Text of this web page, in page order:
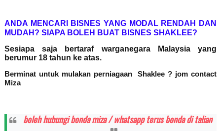
ANDA MENCARI BISNES YANG MODAL RENDAH DAN
MUDAH? SIAPA BOLEH BUAT BISNES SHAKLEE?
Sesiapa saja bertaraf warganegara Malaysia yang
berumur 18 tahun ke atas.
Berminat untuk mulakan perniagaan Shaklee ? jom contact
Miza
boleh hubungi bonda miza / whatsapp terus bonda di talian